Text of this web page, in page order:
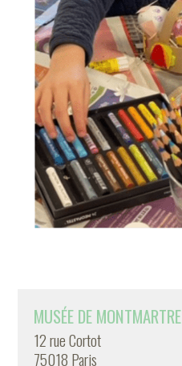
MUSÉE DE MONTMARTRE
12 rue Cortot
75018 Paris